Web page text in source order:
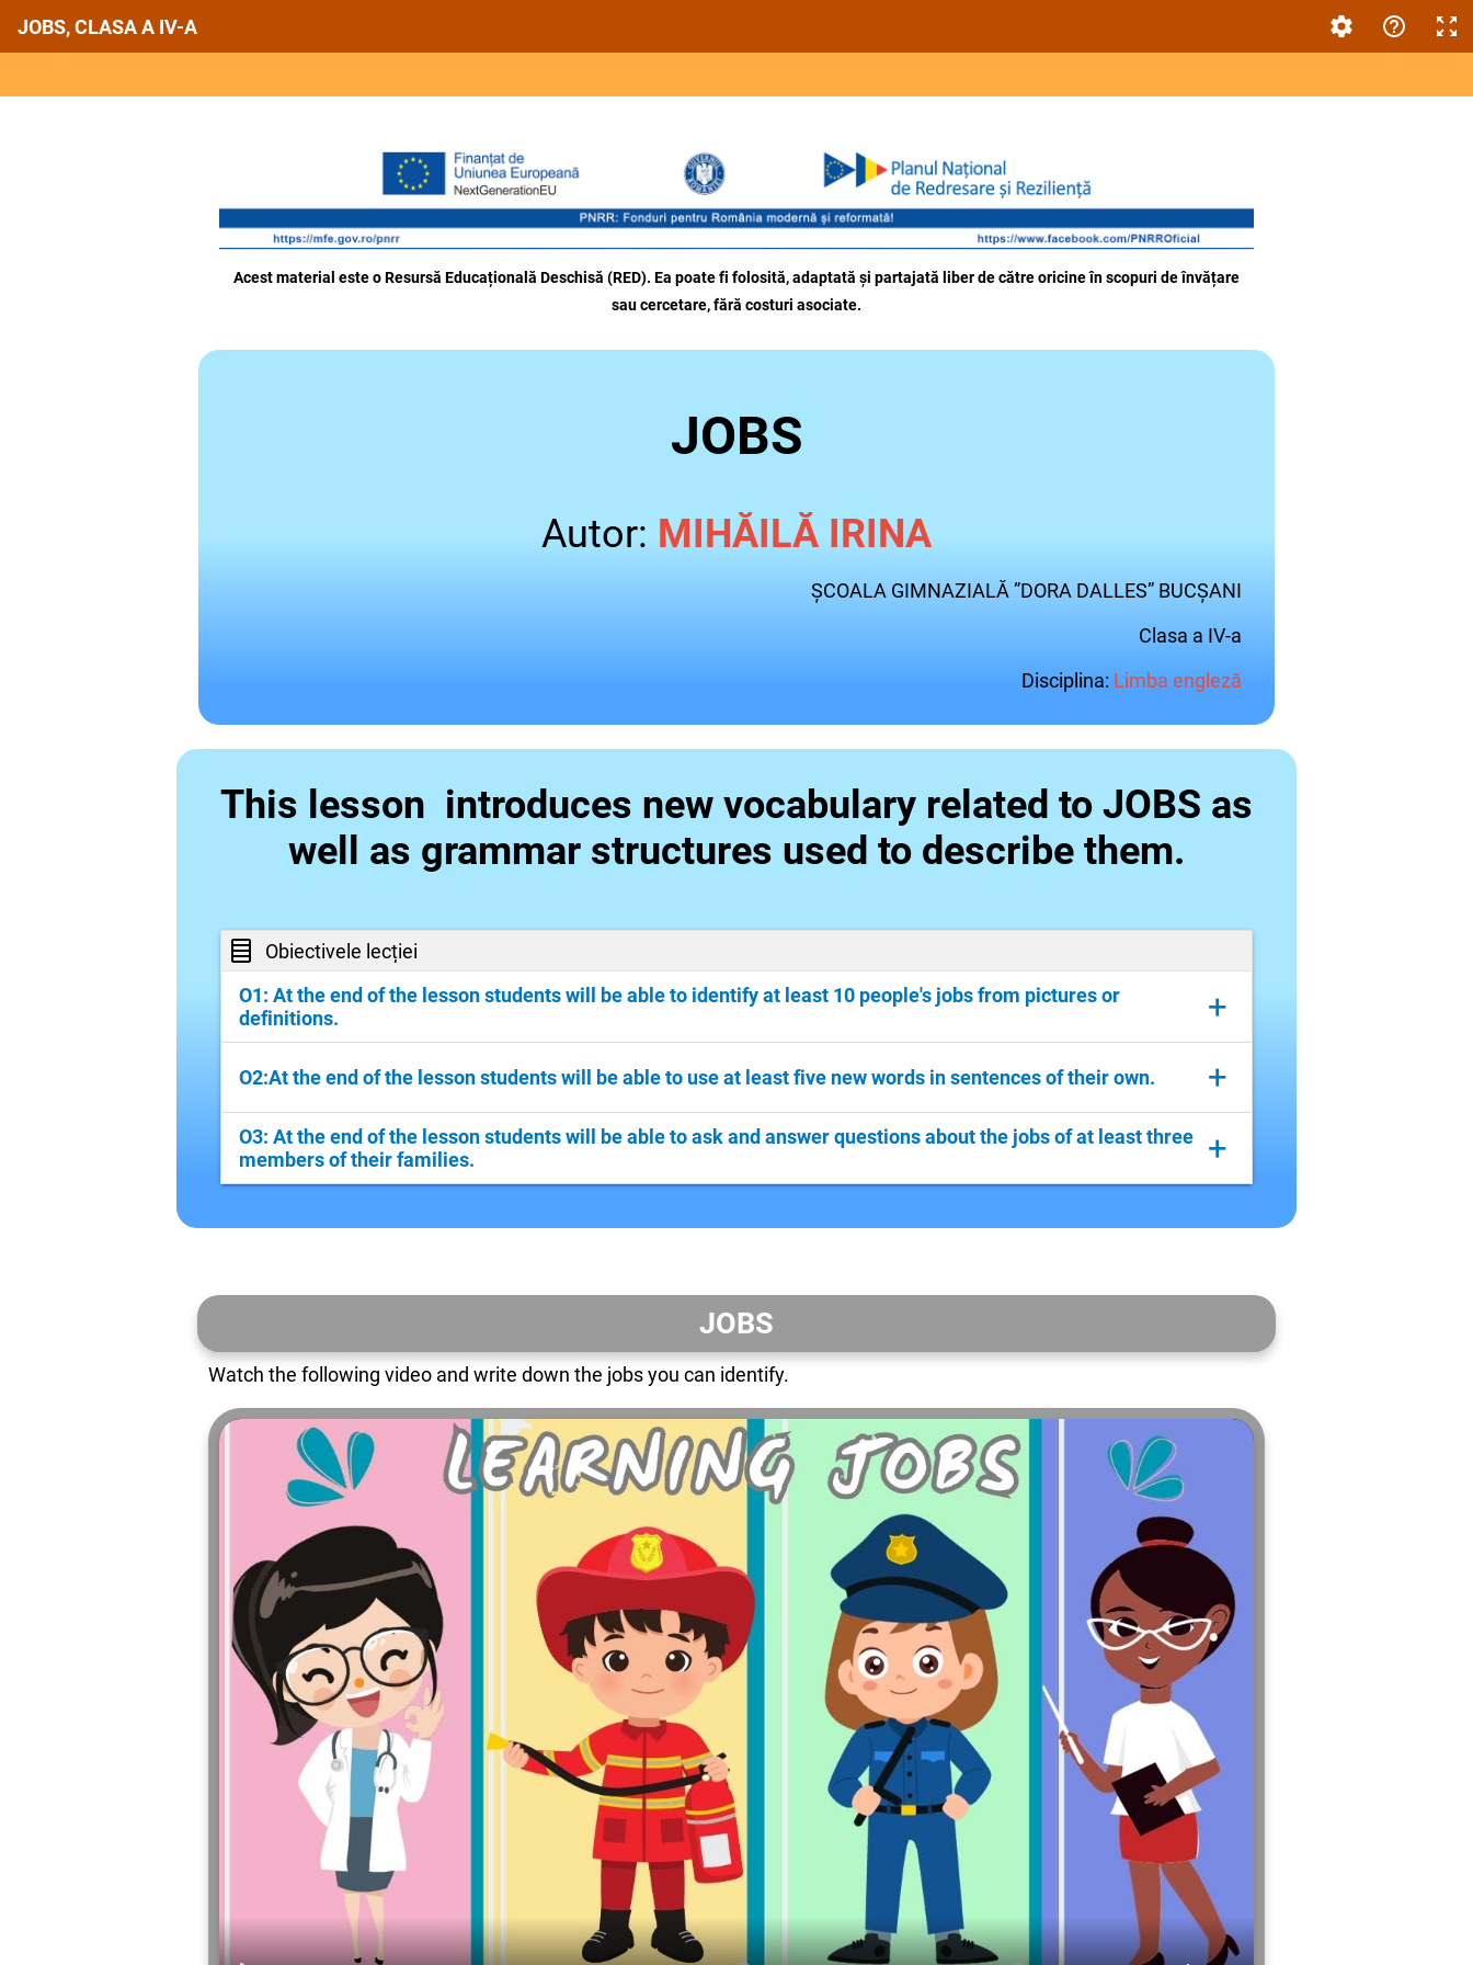
JOBS, CLASA A IV-A
Acest material este o Resursă Educațională Deschisă (RED). Ea poate fi folosită, adaptată și partajată liber de către oricineîn scopuri de învățare
sau cercetare, fără costuri asociate.
JOBS
Autor: MIHĂILĂ IRINA
ȘCOALA GIMNAZIALĂ ”DORA DALLES” BUCȘANI
Clasa a IV-a
Disciplina: Limba engleză
This lesson introduces new vocabulary related to JOBS as
well as grammar structures used to describe them.
Obiectivele lecției
O1: At the end of the lesson students will be able to identify at least 10 people's jobs from pictures or
definitions.
+
Aici detaliezi..
O2:At the end of the lesson students will be able to use at least five new words in sentences of their own. +
Aici detaliezi..
O3: At the end of the lesson students will be able to ask and answer questions about the jobs of at least three
members of their families.
+
JOBS
Watch the following video and write down the jobs you can identify.